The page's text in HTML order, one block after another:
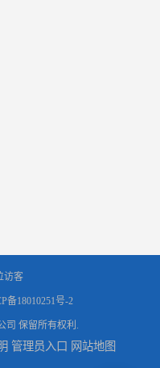
访客
备18010251号-2
司 保留所有权利.
管理员入口 网站地图